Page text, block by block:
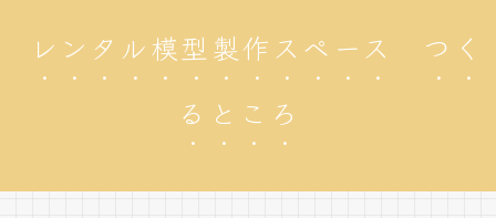
レンタル模型製作スペース つく
るところ